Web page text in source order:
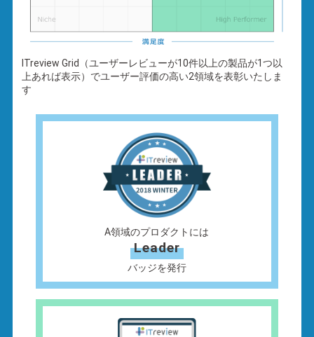
ITreview Grid（ユーザーレビューが10件以上の製品が1つ以
上あれば表示）でユーザー評価の高い2領域を表彰いたしま
す
A領域のプロダクトには
Leader
バッジを発行